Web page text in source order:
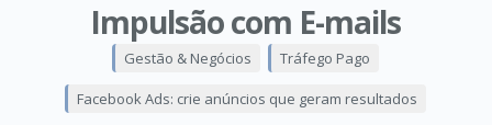
Impulsão com E-mails
Gestão & Negócios Tráfego Pago
Facebook Ads: crie anúncios que geram resultados